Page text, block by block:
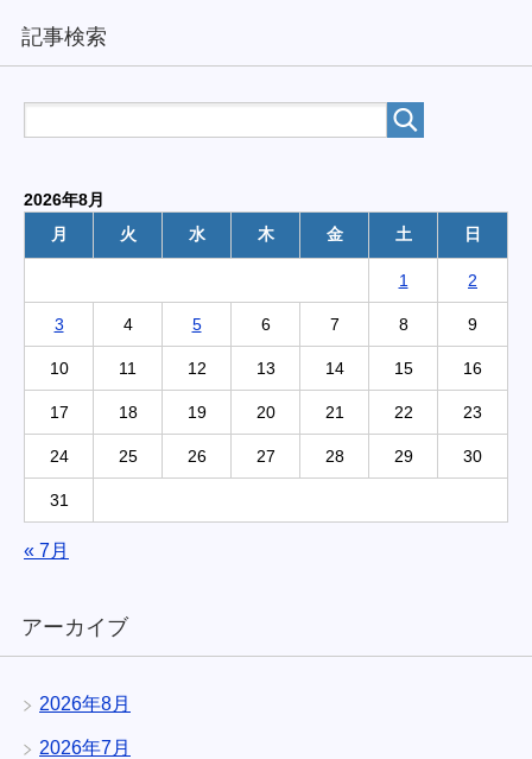
記事検索
2026年8月
月
火 水 木 金 土 日
1 2
3 4 5 6 7 8 9
10 11 12 13 14 15 16
17 18 19 20 21 22 23
24 25 26 27 28 29 30
31
« 7月
アーカイブ
2026年8月
2026年7月